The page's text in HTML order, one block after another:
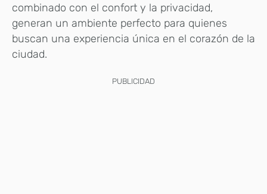
combinado con el confort y la privacidad,
generan un ambiente perfecto para quienes
buscan una experiencia única en el corazón de la
ciudad.
PUBLICIDAD